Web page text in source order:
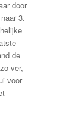
door
3.
de
ver,
voor